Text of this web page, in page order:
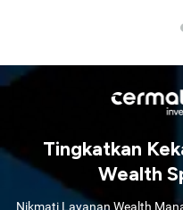
Tingkatkan
Wealth
Nikmati Layanan Wealth